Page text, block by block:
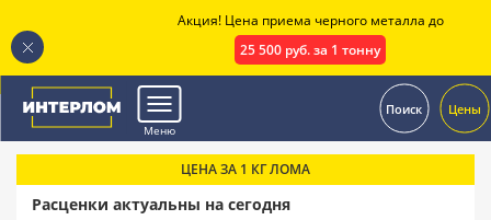
Меню
Поиск Цены
ЦЕНА ЗА 1 КГ ЛОМА
Расценки актуальны на сегодня
Акция! Цена приема черного металла до
25 500 руб. за 1 тонну
.